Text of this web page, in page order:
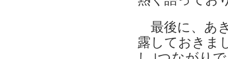
最後に、あ
露しておきま